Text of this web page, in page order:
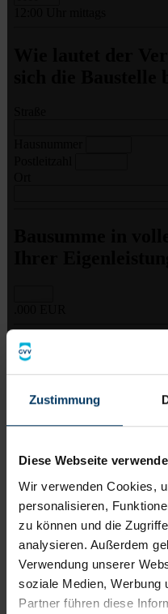
Zustimmung
Diese Webseite
Wir verwenden Cookies,
personalisieren,
zu können und die
analysieren. Außerdem
Verwendung unserer
soziale Medien, Werbung
Partner führen diese